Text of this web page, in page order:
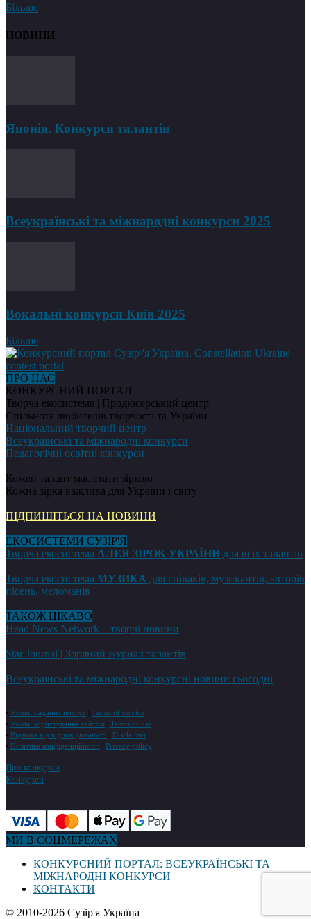
Більше
НОВИНИ
Японія. Конкурси талантів
Всеукраїнські та міжнародні конкурси 2025
Вокальні конкурси Київ 2025
Більше
ПРО НАС
КОНКУРСНИЙ ПОРТАЛ
Творча екосистема | Продюсерський центр
Спільнота любителів творчості та України
Національний творчий центр
Всеукраїнські та міжнародні конкурси
Педагогічні освітні конкурси
Кожен талант має стати зіркою
Кожна зірка важлива для України і світу
ПІДПИШІТЬСЯ НА НОВИНИ
ЕКОСИСТЕМИ СУЗІР'Я
Творча екосистема АЛЕЯ ЗІРОК УКРАЇНИ для всіх талантів
Творча екосистема МУЗИКА для співаків, музикантів, авторів
пісень, меломанів
ТАКОЖ ЦІКАВО
Head News Network – творчі новини
Star Journal | Зоряний журнал талантів
Всеукраїнські та міжнародні конкурсні новини сьогодні
• Умови надання послуг
Terms of service
• Умови користування сайтом
Terms of use
• Відмова від відповідальності
Disclaimer
• Політика конфіденційності Privacy policy
Про конкурси
Конкурси
МИ В СОЦМЕРЕЖАХ
КОНКУРСНИЙ ПОРТАЛ: ВСЕУКРАЇНСЬКІ ТА
МІЖНАРОДНІ КОНКУРСИ
КОНТАКТИ
© 2010-2026 Сузір'я Україна